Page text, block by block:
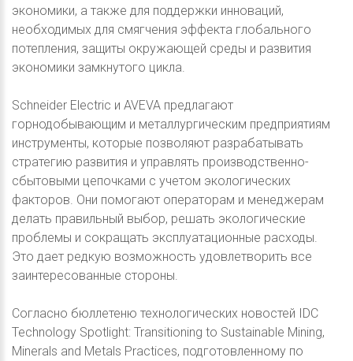
экономики, а также для поддержки инноваций,
необходимых для смягчения эффекта глобального
потепления, защиты окружающей среды и развития
экономики замкнутого цикла.
Schneider Electric и AVEVA предлагают
горнодобывающим и металлургическим предприятиям
инструменты, которые позволяют разрабатывать
стратегию развития и управлять производственно-
сбытовыми цепочками с учетом экологических
факторов. Они помогают операторам и менеджерам
делать правильный выбор, решать экологические
проблемы и сокращать эксплуатационные расходы.
Это дает редкую возможность удовлетворить все
заинтересованные стороны.
Согласно бюллетеню технологических новостей IDC
Technology Spotlight: Transitioning to Sustainable Mining,
Minerals and Metals Practices, подготовленному по